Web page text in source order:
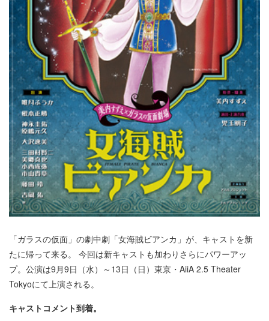
「ガラスの仮面」の劇中劇「女海賊ビアンカ」が、キャストを新
たに帰って来る。 今回は新キャストも加わりさらにパワーアッ
プ。公演は9月9日（水）～13日（日）東京・AiiA 2.5 Theater
Tokyoにて上演される。
キャストコメント到着。